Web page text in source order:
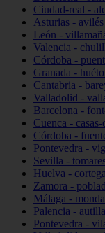
Ciudad-real -
Asturias - avilés
León -
Valencia -
Córdoba -
Granada -
Cantabria -
Valladolid -
Barcelona -
Cuenca -
Córdoba -
Pontevedra -
Sevilla -
Huelva -
Zamora -
Málaga - monda
Palencia -
Pontevedra -